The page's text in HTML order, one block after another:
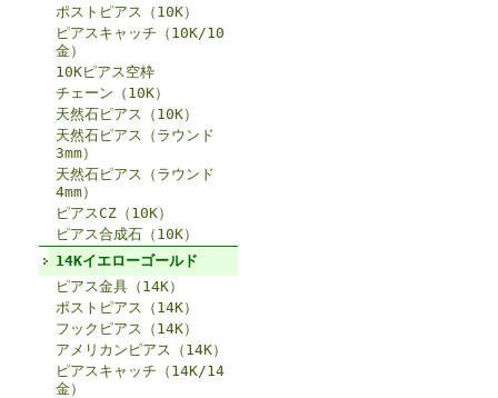
ポストピアス（10K）
ピアスキャッチ（10K/10
金）
10Kピアス空枠
チェーン（10K）
天然石ピアス（10K）
天然石ピアス（ラウンド
3mm）
天然石ピアス（ラウンド
4mm）
ピアスCZ（10K）
ピアス合成石（10K）
14Kイエローゴールド
ピアス金具（14K）
ポストピアス（14K）
フックピアス（14K）
アメリカンピアス（14K）
ピアスキャッチ（14K/14
金）